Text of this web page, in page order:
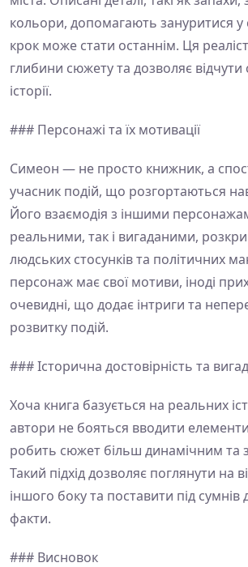
кольори, допомагають зануритися у
крок може стати останнім. Ця
глибини сюжету та дозволяє
історії.
### Персонажі та їх мотивації
Симеон — не просто книжник, а
учасник подій, що розгортаються
Його взаємодія з іншими
реальними, так і вигаданими,
людських стосунків та політичних
персонаж має свої мотиви, іноді
очевидні, що додає інтриги та
розвитку подій.
### Історична достовірність та
Хоча книга базується на реальних
автори не бояться вводити
робить сюжет більш динамічним
Такий підхід дозволяє поглянути на
іншого боку та поставити під сумнів
факти.
### Висновок